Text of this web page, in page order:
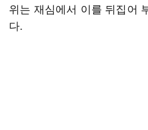
위는 재심에서 이를 뒤집어
다.